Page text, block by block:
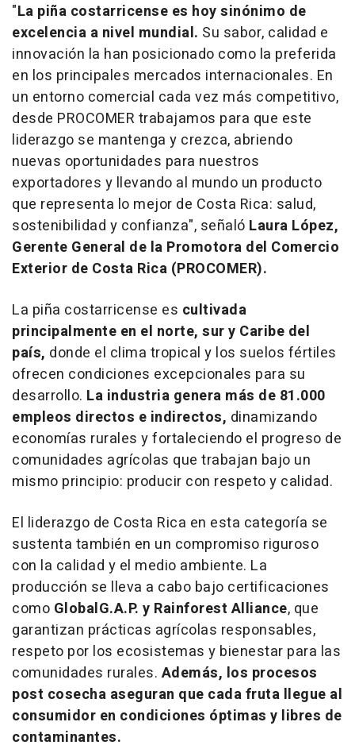
"La piña costarricense es hoy sinónimo de
excelencia a nivel mundial. Su sabor, calidad e
innovación la han posicionado como la preferida
en los principales mercados internacionales. En
un entorno comercial cada vez más competitivo,
desde PROCOMER trabajamos para que este
liderazgo se mantenga y crezca, abriendo
nuevas oportunidades para nuestros
exportadores y llevando al mundo un producto
que representa lo mejor de Costa Rica: salud,
sostenibilidad y confianza", señaló Laura López,
Gerente General de la Promotora del Comercio
Exterior de Costa Rica (PROCOMER).
La piña costarricense es cultivada
principalmente en el norte, sur y Caribe del
país, donde el clima tropical y los suelos fértiles
ofrecen condiciones excepcionales para su
desarrollo. La industria genera más de 81.000
empleos directos e indirectos, dinamizando
economías rurales y fortaleciendo el progreso de
comunidades agrícolas que trabajan bajo un
mismo principio: producir con respeto y calidad.
El liderazgo de Costa Rica en esta categoría se
sustenta también en un compromiso riguroso
con la calidad y el medio ambiente. La
producción se lleva a cabo bajo certificaciones
como GlobalG.A.P. y Rainforest Alliance, que
garantizan prácticas agrícolas responsables,
respeto por los ecosistemas y bienestar para las
comunidades rurales. Además, los procesos
post cosecha aseguran que cada fruta llegue al
consumidor en condiciones óptimas y libres de
contaminantes.